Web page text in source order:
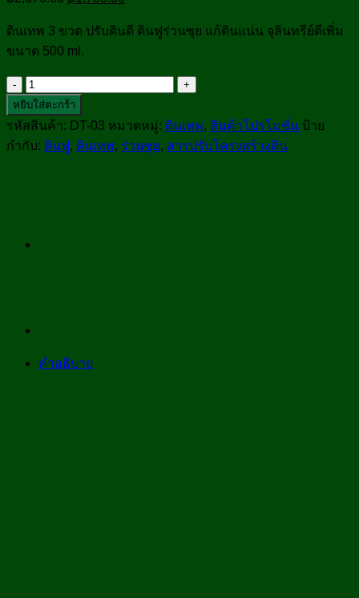
was:
฿2,670.00.
is:
ดินเทพ 3 ขวด ปรับดินดี ดินฟูร่วนซุย แก้ดินแน่น จุลินทรีย์ดีเพิ่ม
ขนาด 500 ml.
จำนวน
ดิน
เทพ
3
ดิน
แน่น
หยิบใส่ตะกร้า
รหัสสินค้า: DT-03 หมวดหมู่: ดินเทพ, สินค้าโปรโมชั่น ป้าย
กำกับ: ดินฟู, ดินเทพ, ร่วนซุย, สารปรับโครงสร้างดิน
คำอธิบาย